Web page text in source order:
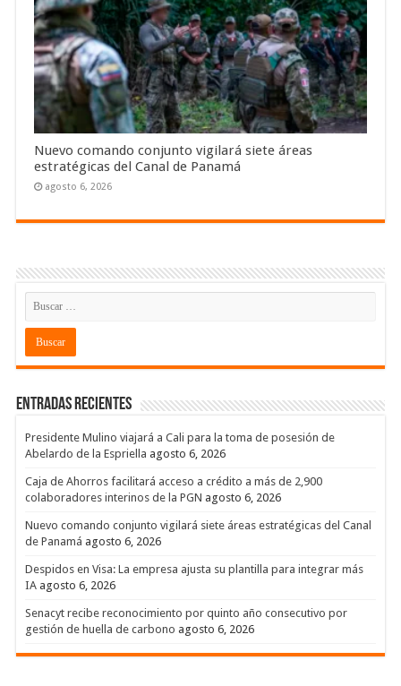
Nuevo comando conjunto vigilará siete áreas
estratégicas del Canal de Panamá
agosto 6, 2026
Entradas recientes
Presidente Mulino viajará a Cali para la toma de posesión de
Abelardo de la Espriella agosto 6, 2026
Caja de Ahorros facilitará acceso a crédito a más de 2,900
colaboradores interinos de la PGN agosto 6, 2026
Nuevo comando conjunto vigilará siete áreas estratégicas del Canal
de Panamá agosto 6, 2026
Despidos en Visa: La empresa ajusta su plantilla para integrar más
IA agosto 6, 2026
Senacyt recibe reconocimiento por quinto año consecutivo por
gestión de huella de carbono agosto 6, 2026